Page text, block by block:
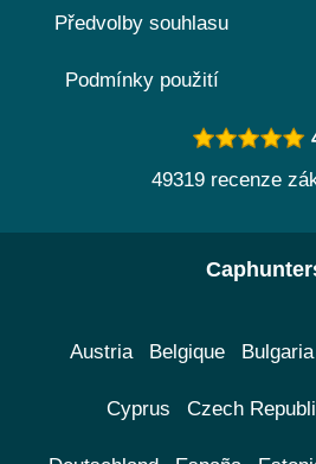
Předvolby souhlasu
Podmínky použití
49319 recenze
Austria Belgique Bulgaria
Cyprus Czech